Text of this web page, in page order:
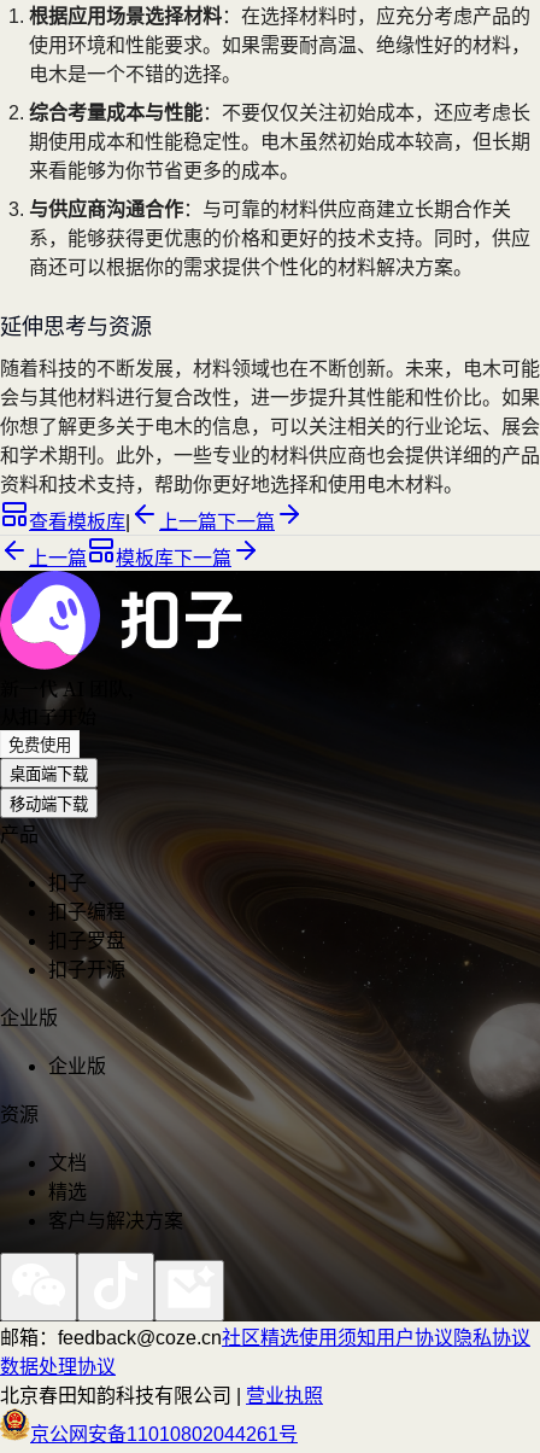
根据应用场景选择材料：在选择材料时，应充分考虑产品的
使用环境和性能要求。如果需要耐高温、绝缘性好的材料，
电木是一个不错的选择。
综合考量成本与性能：不要仅仅关注初始成本，还应考虑长
期使用成本和性能稳定性。电木虽然初始成本较高，但长期
来看能够为你节省更多的成本。
与供应商沟通合作：与可靠的材料供应商建立长期合作关
系，能够获得更优惠的价格和更好的技术支持。同时，供应
商还可以根据你的需求提供个性化的材料解决方案。
延伸思考与资源
随着科技的不断发展，材料领域也在不断创新。未来，电木可能
会与其他材料进行复合改性，进一步提升其性能和性价比。如果
你想了解更多关于电木的信息，可以关注相关的行业论坛、展会
和学术期刊。此外，一些专业的材料供应商也会提供详细的产品
资料和技术支持，帮助你更好地选择和使用电木材料。
查看模板库
上一篇下一篇
上一篇
模板库下一篇
新一代 AI 团队
从扣子开始
免费使用
桌面端下载
移动端下载
产品
扣子
扣子编程
扣子罗盘
扣子开源
企业版
企业版
资源
文档
精选
客户与解决方案
邮箱：feedback@coze.cn社区精选使用须知用户协议 隐私协议
数据处理协议
北京春田知韵科技有限公司 |
营业执照
京公网安备11010802044261号